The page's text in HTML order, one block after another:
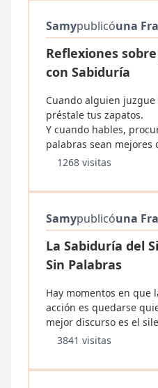
Samypublicóuna
Reflexiones
con Sabiduría
Cuando alguien
préstale tus zapatos.
Y cuando hables,
palabras sean mejores
1268 visitas
Samypublicóuna
La Sabiduría del
Sin Palabras
Hay momentos en que
acción es quedarse
mejor discurso es el
3841 visitas